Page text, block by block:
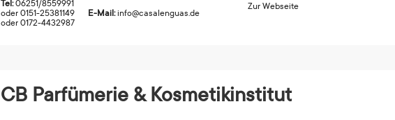
Tel:06251/8559991
oder 0151-25381149
oder 0172-4432987
E-Mail: info@casalenguas.de
Zur Webseite
CB Parfümerie & Kosmetikinstitut